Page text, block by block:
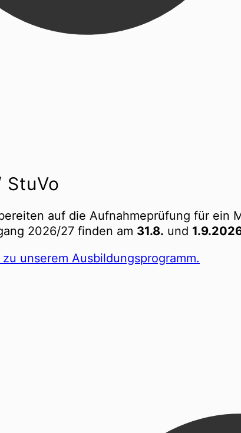
auf die Aufnahmeprüfung für ein
2026/27 finden am 31.8. und
unserem Ausbildungsprogramm.